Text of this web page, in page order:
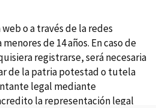
o a través de la redes
de 14 años. En caso de
registrarse, será necesaria
de la patria potestad o tutela
legal mediante
la representación legal